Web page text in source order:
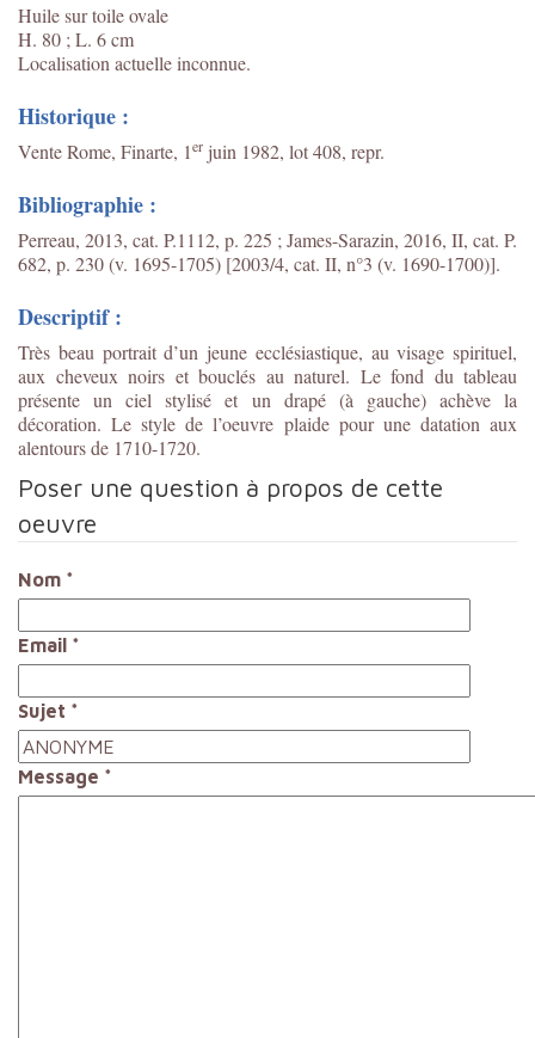
Huile sur toile ovale
H. 80 ; L. 6 cm
Localisation actuelle inconnue.
Historique :
Vente Rome, Finarte, 1er juin 1982, lot 408, repr.
Bibliographie :
Perreau, 2013, cat. P.1112, p. 225 ; James-Sarazin, 2016, II, cat. P.
682, p. 230 (v. 1695-1705) [2003/4, cat. II, n°3 (v. 1690-1700)].
Descriptif :
Très beau portrait d’un jeune ecclésiastique, au visage spirituel,
aux cheveux noirs et bouclés au naturel. Le fond du tableau
présente un ciel stylisé et un drapé (à gauche) achève la
décoration. Le style de l’oeuvre plaide pour une datation aux
alentours de 1710-1720.
Poser une question à propos de cette
oeuvre
Nom *
Email *
Sujet *
Message *